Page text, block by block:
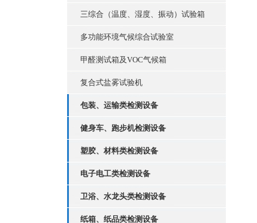
三综合（温度、湿度、振动）试验箱
多功能环境气候综合试验室
甲醛测试箱及VOC气候箱
复合式盐雾试验机
包装、运输类检测设备
健身车、跑步机检测设备
塑胶、材料类检测设备
电子电工类检测设备
卫浴、水龙头类检测设备
纸箱、纸品类检测设备